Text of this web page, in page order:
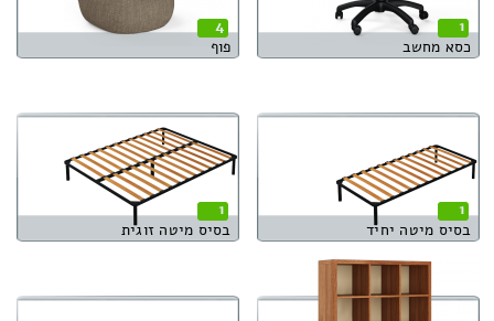
1
כסא מחשב
4
פוף
1
בסיס מיטה יחיד
1
בסיס מיטה זוגית